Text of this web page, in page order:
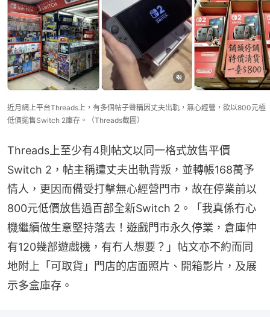
近月網上平台Threads上，有多個帖子聲稱因丈夫出軌，無心經營，欲以800元極
低價拋售Switch 2庫存。（Threads截圖）
Threads上至少有4則帖文以同一格式放售平價
Switch 2，帖主稱遭丈夫出軌背叛，並轉帳168萬予
情人，更因而備受打擊無心經營門市，故在停業前以
800元低價放售過百部全新Switch 2。「我真係冇心
機繼續做生意堅持落去！遊戲門市永久停業，倉庫仲
有120幾部遊戲機，有冇人想要？」帖文亦不約而同
地附上「可取貨」門店的店面照片、開箱影片，及展
示多盒庫存。